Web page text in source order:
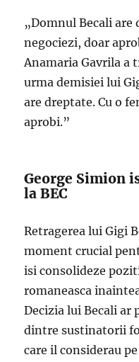
„Domnul Becali are
negociezi, doar
Anamaria Gavrila a
urma demisiei lui
are dreptate. Cu o
aprobi.”
George Simion
la BEC
Retragerea lui Gigi
moment crucial
isi consolideze
romaneasca
Decizia lui Becali ar
dintre sustinatorii
care il considerau